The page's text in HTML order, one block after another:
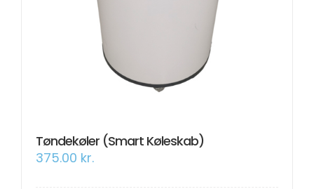
Tøndekøler (Smart Køleskab)
375.00 kr.